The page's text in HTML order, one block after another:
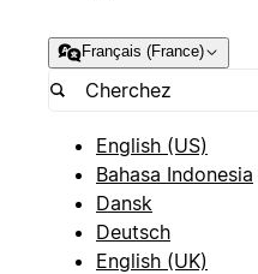
Français (France)
English (US)
Bahasa Indonesia
Dansk
Deutsch
English (UK)